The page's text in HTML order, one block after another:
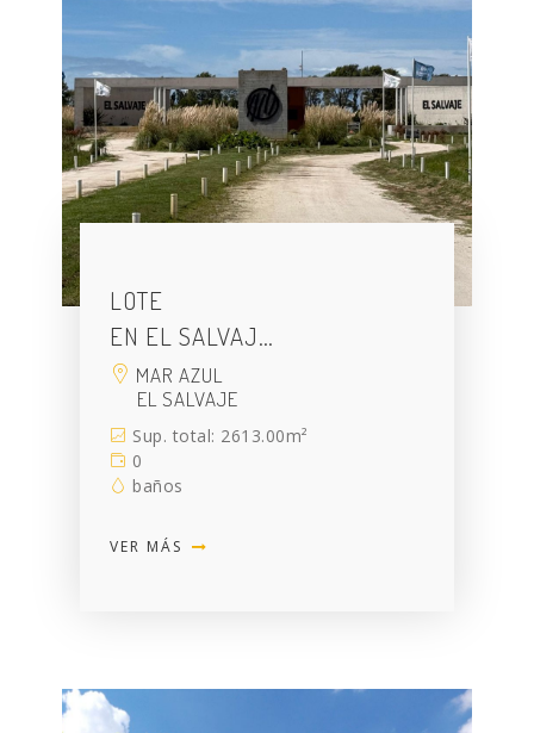
LOTE
EN EL SALVAJ…
MAR AZUL
EL SALVAJE
Sup. total: 2613.00m²
0
baños
VER MÁS